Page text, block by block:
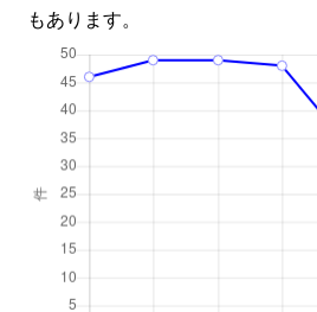
矢田南
山口町
芳野
芳野
もあります。